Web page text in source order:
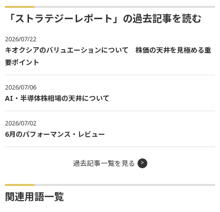
「ストラテジーレポート」の過去記事を読む
2026/07/22
キオクシアのバリュエーションについて 株価の天井を見極める重
要ポイント
2026/07/06
AI・半導体株相場の天井について
2026/07/02
6月のパフォーマンス・レビュー
過去記事一覧を見る
関連用語一覧